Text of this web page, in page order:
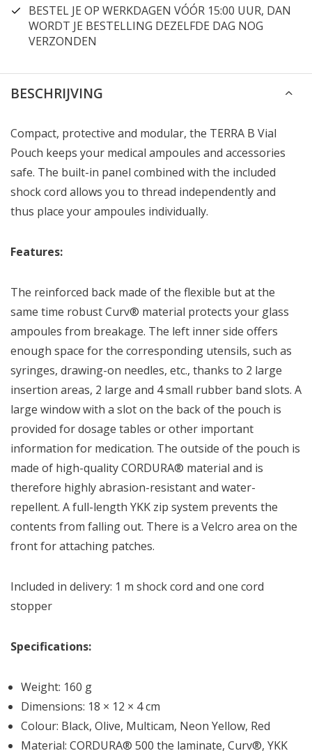
BESTEL JE OP WERKDAGEN VÓÓR 15:00 UUR, DAN
WORDT JE BESTELLING DEZELFDE DAG NOG
VERZONDEN
BESCHRIJVING
Compact, protective and modular, the TERRA B Vial
Pouch keeps your medical ampoules and accessories
safe. The built-in panel combined with the included
shock cord allows you to thread independently and
thus place your ampoules individually.
Features:
The reinforced back made of the flexible but at the
same time robust Curv® material protects your glass
ampoules from breakage. The left inner side offers
enough space for the corresponding utensils, such as
syringes, drawing-on needles, etc., thanks to 2 large
insertion areas, 2 large and 4 small rubber band slots. A
large window with a slot on the back of the pouch is
provided for dosage tables or other important
information for medication. The outside of the pouch is
made of high-quality CORDURA® material and is
therefore highly abrasion-resistant and water-
repellent. A full-length YKK zip system prevents the
contents from falling out. There is a Velcro area on the
front for attaching patches.
Included in delivery: 1 m shock cord and one cord
stopper
Specifications:
Weight: 160 g
Dimensions: 18 × 12 × 4 cm
Colour: Black, Olive, Multicam, Neon Yellow, Red
Material: CORDURA® 500 the laminate, Curv®, YKK